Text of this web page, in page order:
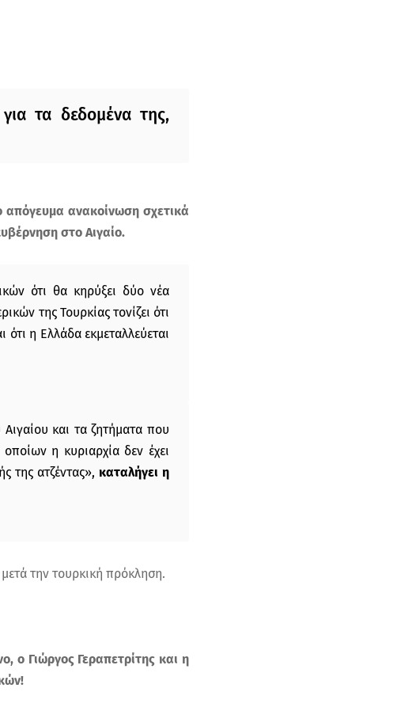
τα δεδομένα της,
απόγευμα ανακοίνωση σχετικά
στο Αιγαίο.
ότι θα κηρύξει δύο νέα
της Τουρκίας τονίζει ότι
η Ελλάδα εκμεταλλεύεται
και τα ζητήματα που
η κυριαρχία δεν έχει
της ατζέντας», καταλήγει η
την τουρκική πρόκληση.
ο Γιώργος Γεραπετρίτης και η